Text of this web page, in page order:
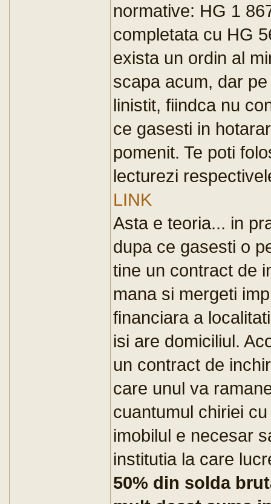
normative: HG 1
completata cu HG
exista un ordin al
scapa acum, dar
linistit, fiindca nu
ce gasesti in
pomenit. Te poti
lecturezi
LINK
Asta e teoria... in
dupa ce gasesti o
tine un contract de
mana si mergeti
financiara a
isi are domiciliul.
un contract de
care unul va
cuantumul chiriei
imobilul e necesar
institutia la care
50% din solda